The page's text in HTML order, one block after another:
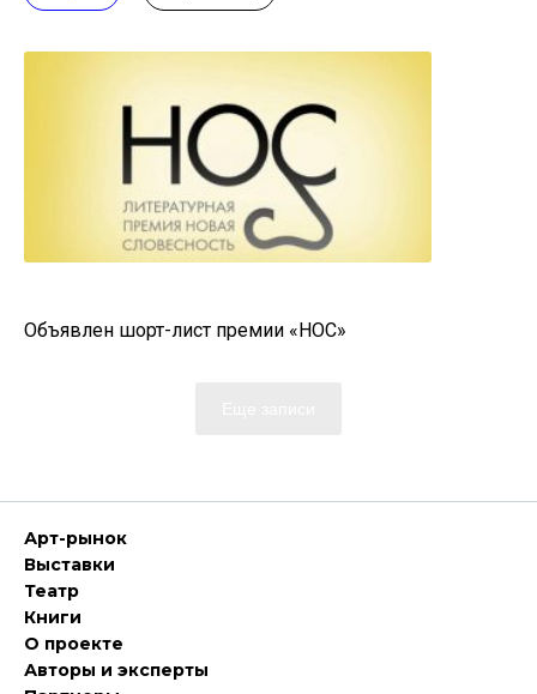
Объявлен шорт-лист премии «НОС»
Арт-рынок
Выставки
Театр
Книги
О проекте
Авторы и эксперты